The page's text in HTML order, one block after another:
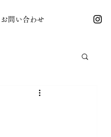
お問い合わせ